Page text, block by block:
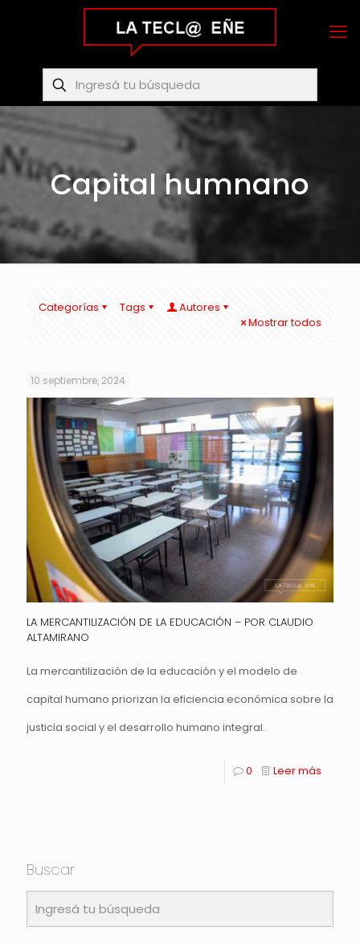
Capital humnano
Categorías Tags
Autores
Mostrar todos
10 septiembre, 2024
LA MERCANTILIZACIÓN DE LA EDUCACIÓN – POR CLAUDIO
ALTAMIRANO
La mercantilización de la educación y el modelo de
capital humano priorizan la eficiencia económica sobre la
justicia social y el desarrollo humano integral.
0 Leer más
Buscar